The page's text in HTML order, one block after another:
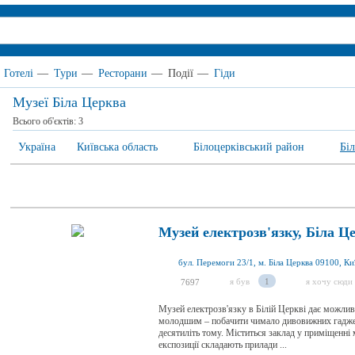
Готелі — Тури — Ресторани — Події — Гіди
Музеї Біла Церква
Всього об'єктів: 3
Україна Київська область Білоцерківський район
Музей електрозв'язку, Біла
7697 я був 1 я хочу сюди
Музей електрозв'язку в Білій Церкві дає
молодшим – побачити чимало дивовижних
десятиліть тому. Міститься заклад у
експозиції складають прилади ...